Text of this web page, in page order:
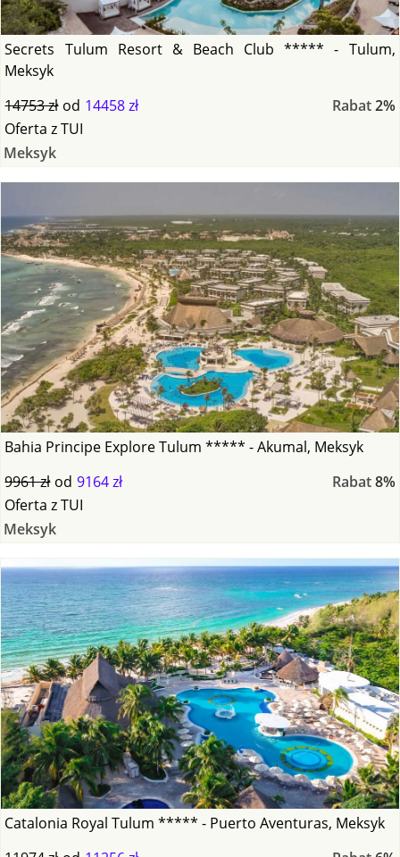
Secrets Tulum Resort & Beach Club ***** - Tulum,
Meksyk
14753 zł od 14458 zł Rabat2%
Oferta zTUI
Meksyk
Bahia Principe Explore Tulum ***** - Akumal, Meksyk
9961 zł od 9164 zł Rabat8%
Oferta zTUI
Meksyk
Catalonia Royal Tulum ***** - Puerto Aventuras, Meksyk